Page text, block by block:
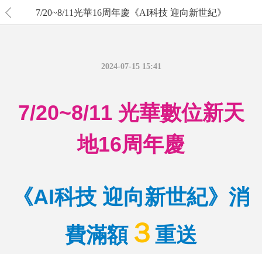
7/20~8/11光華16周年慶《AI科技 迎向新世紀》
2024-07-15 15:41
7/20~8/11 光華數位新天
地16周年慶
《AI科技 迎向新世紀》消
費滿額３ 重送